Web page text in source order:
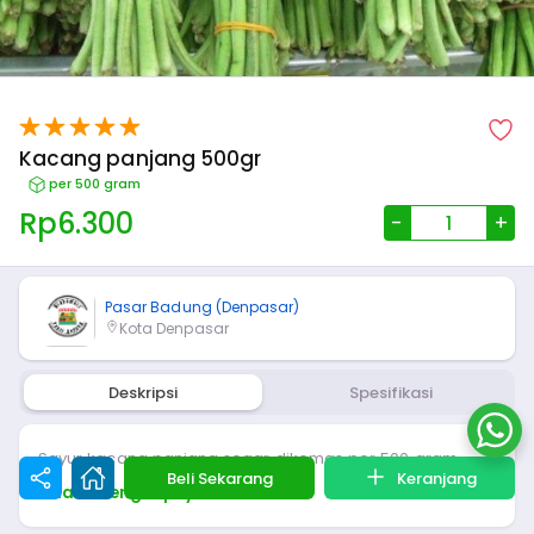
Kacang panjang 500gr
per 500 gram
Rp6.300 - +
Pasar Badung (Denpasar)
Kota Denpasar
Deskripsi Spesifikasi
Sayur kacang panjang segar dikemas per 500 gram
Lihat Selengkapnya
Beli Sekarang Keranjang